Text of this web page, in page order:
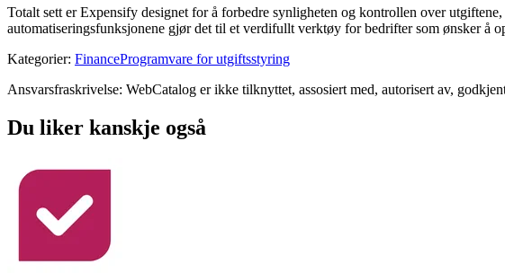
Totalt sett er Expensify designet for å forbedre synligheten og kontrollen over
automatiseringsfunksjonene gjør det til et verdifullt verktøy for bedrifter som ønsker å
Kategorier: FinanceProgramvare for utgiftsstyring
Ansvarsfraskrivelse: WebCatalog er ikke tilknyttet, assosiert med, autorisert av,
Du liker kanskje også